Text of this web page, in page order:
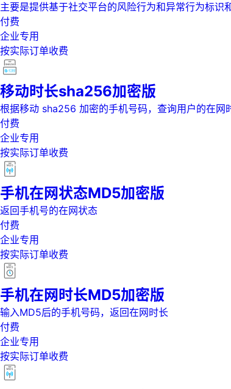
主要是提供基于社交平台的风险行为和异常行为标识
付费
企业专用
按实际订单收费
移动时长sha256加密版
根据移动 sha256 加密的手机号码，查询用户的在网
付费
企业专用
按实际订单收费
手机在网状态MD5加密版
返回手机号的在网状态
付费
企业专用
按实际订单收费
手机在网时长MD5加密版
输入MD5后的手机号码，返回在网时长
付费
企业专用
按实际订单收费